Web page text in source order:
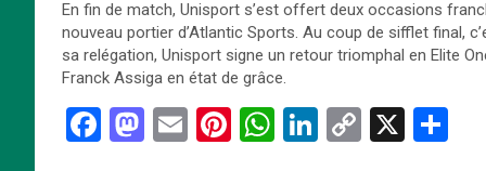
En fin de match, Unisport s’est offert deux occasions
nouveau portier d’Atlantic Sports. Au coup de sifflet final,
sa relégation, Unisport signe un retour triomphal en Elite
Franck Assiga en état de grâce.
F
M E
Pi W Li
C
X